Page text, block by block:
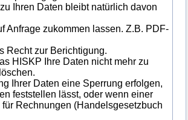
Ihren Daten bleibt natürlich davon
Anfrage zukommen lassen. Z.B. PDF-
Recht zur Berichtigung.
HISKP Ihre Daten nicht mehr zu
Ihrer Daten eine Sperrung erfolgen,
feststellen lässt, oder wenn einer
Rechnungen (Handelsgesetzbuch